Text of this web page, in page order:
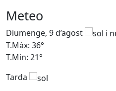
Meteo
Diumenge, 9 d’agost
T.Màx: 36°
T.Min: 21°
Tarda